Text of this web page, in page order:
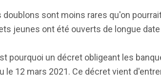
doublons sont moins rares qu'on
jeunes ont été ouverts de longue
pourquoi un décret obligeant les
le 12 mars 2021. Ce décret vient